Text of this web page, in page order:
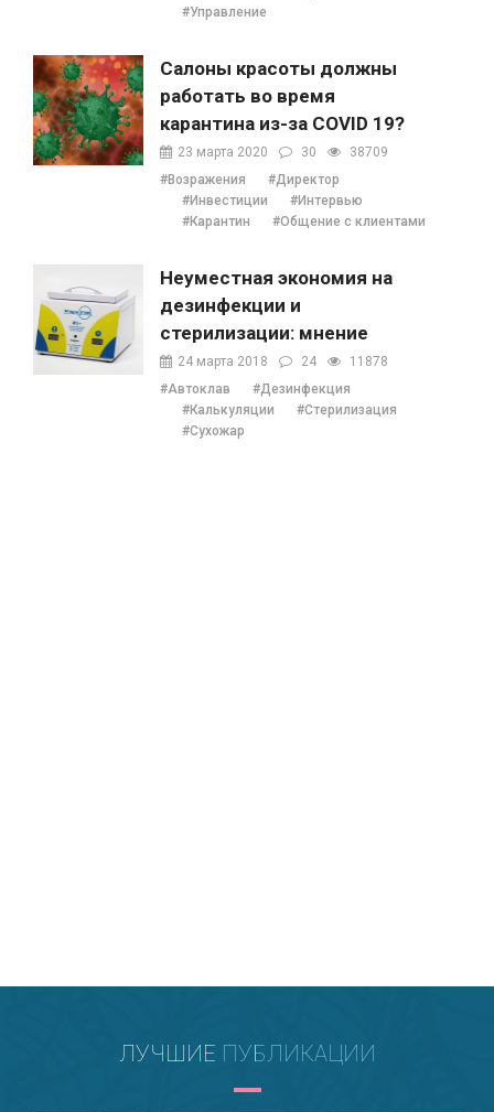
#Управление
Салоны красоты должны
работать во время
карантина из-за COVID 19?
23 марта 2020 30
38709
#Возражения
#Директор
#Инвестиции
#Интервью
#Карантин
#Общение с клиентами
Неуместная экономия на
дезинфекции и
стерилизации: мнение
Наталии Ушецкой
24 марта 2018 24
11878
#Автоклав
#Дезинфекция
#Калькуляции
#Стерилизация
#Сухожар
ЛУЧШИЕ ПУБЛИКАЦИИ